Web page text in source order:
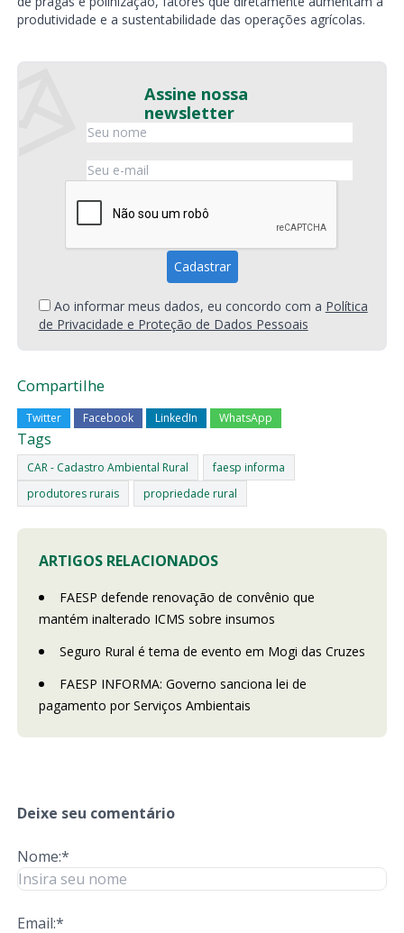
produtividade e a sustentabilidade das operações agrícolas.
Assine nossa
newsletter
Ao informar meus dados, eu concordo com a Política
de Privacidade e Proteção de Dados Pessoais
Compartilhe
Twitter Facebook LinkedIn WhatsApp
Tags
CAR - Cadastro Ambiental Rural
faesp informa
produtores rurais
propriedade rural
ARTIGOS RELACIONADOS
FAESP defende renovação de convênio que
mantém inalterado ICMS sobre insumos
Seguro Rural é tema de evento em Mogi das Cruzes
FAESP INFORMA: Governo sanciona lei de
pagamento por Serviços Ambientais
Deixe seu comentário
Nome:*
Email:*